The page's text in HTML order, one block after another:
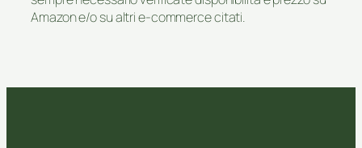
Amazon e/o su altri e-commerce citati.